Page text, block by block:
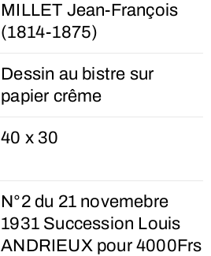
MILLET Jean-François
(1814-1875)
Dessin au bistre sur
papier crême
40 x 30
N°2 du 21 novemebre
1931 Succession Louis
ANDRIEUX pour 4000Frs